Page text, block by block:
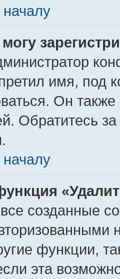
началу
имя, под
Он
Обратитесь
началу
созданные
функции,
эта